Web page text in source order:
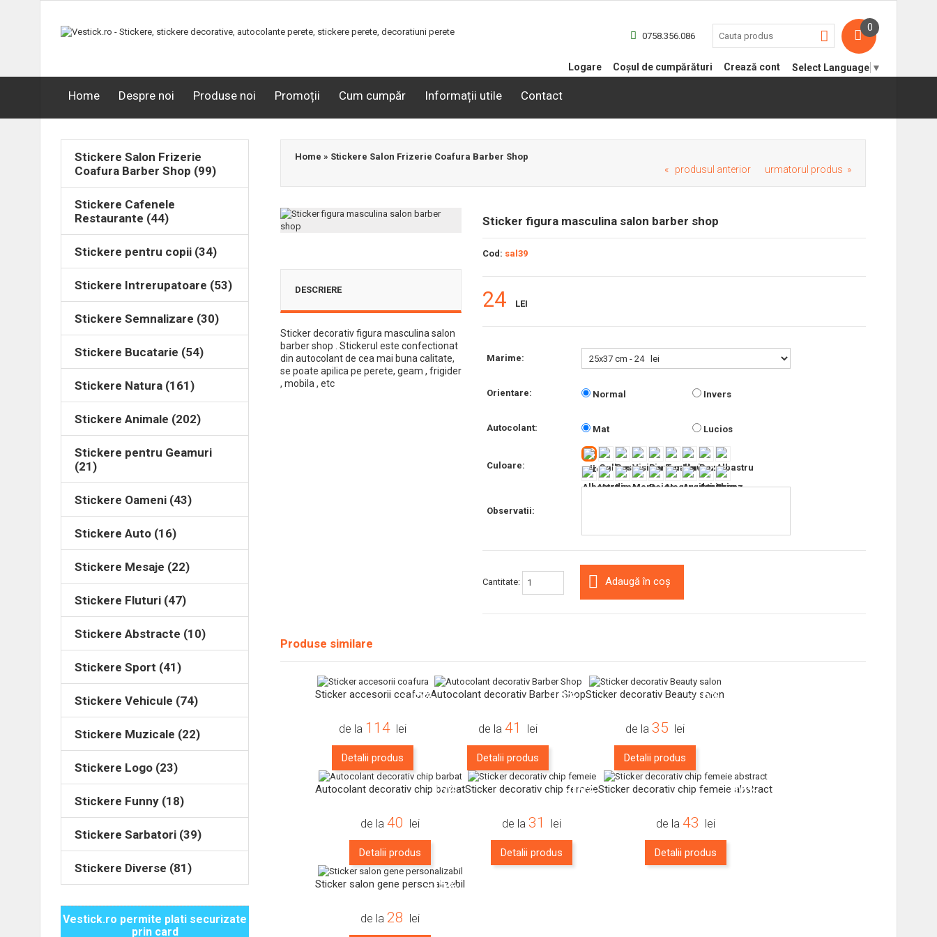
0
0758.356.086
Logare Coșul de cumpărături Crează cont Select Language ▼
Home Despre noi Produse noi Promoții Cum cumpăr Informații utile Contact
Stickere Salon Frizerie
Coafura Barber Shop (99)
Stickere Cafenele
Restaurante (44)
Stickere pentru copii (34)
Stickere Intrerupatoare (53)
Stickere Semnalizare (30)
Stickere Bucatarie (54)
Stickere Natura (161)
Stickere Animale (202)
Stickere pentru Geamuri
(21)
Stickere Oameni (43)
Stickere Auto (16)
Stickere Mesaje (22)
Stickere Fluturi (47)
Stickere Abstracte (10)
Stickere Sport (41)
Stickere Vehicule (74)
Stickere Muzicale (22)
Stickere Logo (23)
Stickere Funny (18)
Stickere Sarbatori (39)
Stickere Diverse (81)
Vestick.ro permite plati securizate
prin card
Home » Stickere Salon Frizerie Coafura Barber Shop
« produsul anterior urmatorul produs »
DESCRIERE
Sticker decorativ figura masculina salon
barber shop . Stickerul este confectionat
din autocolant de cea mai buna calitate,
se poate apilica pe perete, geam , frigider
, mobila , etc
Sticker figura masculina salon barber shop
Cod: sal39
24 LEI
Marime:
Orientare: Normal Invers
Autocolant: Mat Lucios
Culoare:
Observatii:
Cantitate: Adaugă în coș
Produse similare
-15%
Sticker accesorii coafura
de la 114 lei
Detalii produs
-16%
Autocolant decorativ Barber Shop
de la 41 lei
Detalii produs
-16%
Sticker decorativ Beauty salon
de la 35 lei
Detalii produs
-15%
Autocolant decorativ chip barbat
de la 40 lei
Detalii produs
-16%
Sticker decorativ chip femeie
de la 31 lei
Detalii produs
-16%
Sticker decorativ chip femeie abstract
de la 43 lei
Detalii produs
-15%
Sticker salon gene personalizabil
de la 28 lei